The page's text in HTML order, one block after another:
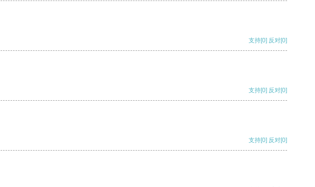
支持[0] 反对[0]
支持[0] 反对[0]
支持[0] 反对[0]